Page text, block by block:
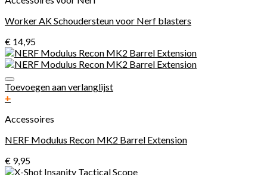
Worker AK Schoudersteun voor Nerf blasters
€ 14,95
Toevoegen aan verlanglijst
+
Accessoires
NERF Modulus Recon MK2 Barrel Extension
€ 9,95